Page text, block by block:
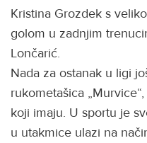
Kristina Grozdek s
golom u zadnjim
Lončarić.
Nada za ostanak u ligi
rukometašica
koji imaju. U sportu je
u utakmice ulazi na